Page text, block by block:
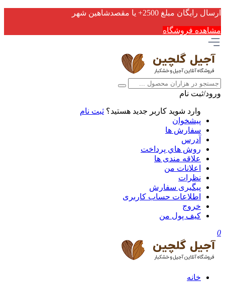
ارسال رایگان مبلغ 2500+ یا مقصدشاهین شهر
مشاهده فروشگاه
ورود/ثبت نام
وارد شوید کاربر جدید هستید؟ ثبت نام
پیشخوان
سفارش ها
آدرس
روش هاي پرداخت
علاقه مندی ها
اعلانات من
نظرات
پیگیری سفارش
اطلاعات حساب كاربری
خروج
کیف پول من
0
خانه